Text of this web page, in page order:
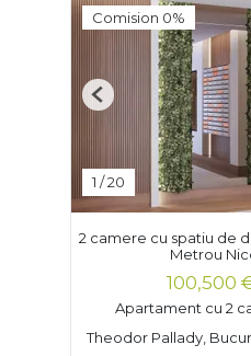
Comision 0%
1 /20
Previous
2 camere cu spatiu de
Metrou
100,500
Apartament cu 2
Theodor Pallady,